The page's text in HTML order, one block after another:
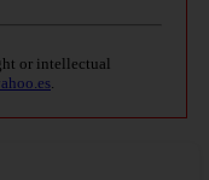
or intellectual